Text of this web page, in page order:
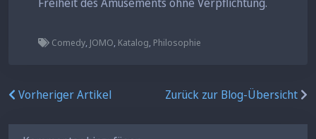
Comedy, JOMO, Katalog, Philosophie
Zurück zur Blog-Übersicht
Vorheriger Artikel